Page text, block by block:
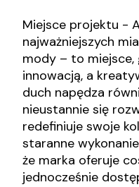
Miejsce projektu -
najważniejszych
mody – to miejsce,
innowacją, a
duch napędza
nieustannie się
redefiniuje swoje
staranne
że marka oferuje
jednocześnie